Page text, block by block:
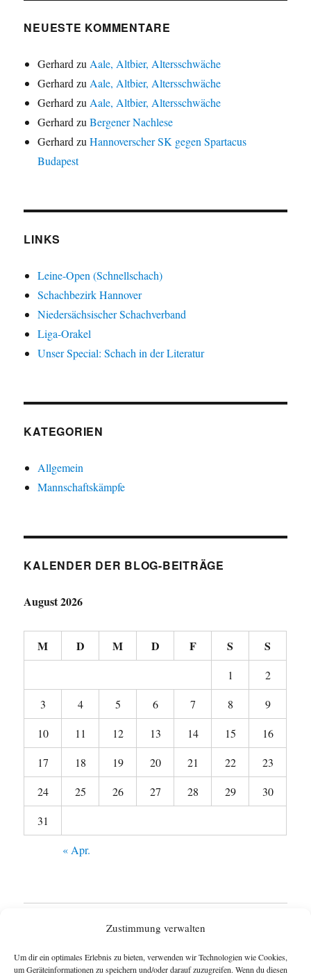
Zustimmung verwalten
Um dir ein optimales Erlebnis zu bieten, verwenden wir Technologien wie Cookies,
um Geräteinformationen zu speichern und/oder darauf zuzugreifen. Wenn du diesen
NEUESTE KOMMENTARE
GerhardzuAale, Altbier, Altersschwäche
GerhardzuAale, Altbier, Altersschwäche
GerhardzuAale, Altbier, Altersschwäche
GerhardzuBergener Nachlese
GerhardzuHannoverscher SK gegen Spartacus
Budapest
LINKS
Leine-Open (Schnellschach)
Schachbezirk Hannover
Niedersächsischer Schachverband
Liga-Orakel
Unser Special: Schach in der Literatur
KATEGORIEN
Allgemein
Mannschaftskämpfe
KALENDER DER BLOG-BEITRÄGE
August 2026
M D M D F S S
1
2
3
4 5 6 7 8
9
10
11 12 13 14 15
16
17
18 19 20 21 22
23
24
25 26 27 28 29
30
31
« Apr.
Wie funktioniert das Blog ? anzeigen